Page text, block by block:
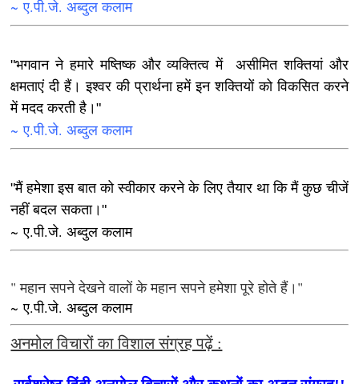
~ ए.पी.जे. अब्दुल कलाम
"भगवान ने हमारे मष्तिष्क और व्यक्तित्व में असीमित शक्तियां और
क्षमताएं दी हैं। इश्वर की प्रार्थना हमें इन शक्तियों को विकसित करने
में मदद करती है।"
~ ए.पी.जे. अब्दुल कलाम
"मैं हमेशा इस बात को स्वीकार करने के लिए तैयार था कि मैं कुछ चीजें
नहीं बदल सकता।"
~ ए.पी.जे. अब्दुल कलाम
" महान सपने देखने वालों के महान सपने हमेशा पूरे होते हैं।"
~ ए.पी.जे. अब्दुल कलाम
अनमोल विचारों का विशाल संग्रह पढ़ें :